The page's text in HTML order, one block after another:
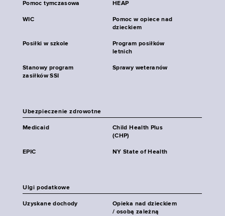
Pomoc tymczasowa HEAP
WIC
Pomoc w opiece nad
dzieckiem
Posiłki w szkole
Program posiłków
letnich
Stanowy program
zasiłków SSI
Sprawy weteranów
Ubezpieczenie zdrowotne
Medicaid
Child Health Plus
(CHP)
EPIC NY State of Health
Ulgi podatkowe
Uzyskane dochody
Opieka nad dzieckiem
/ osobą zależną